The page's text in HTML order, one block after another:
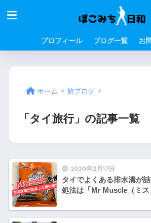
プロフィール ブログ一覧 お
ホーム 旅ブログ
「タイ旅行」の記事一覧
2020年2月17日
タイでよくある排水溝が
処法は「Mr Muscle（ミス